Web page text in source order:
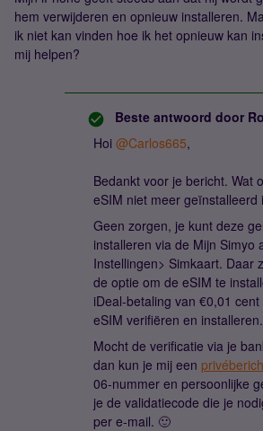
hem verwijderen en opnieuw installeren.
ik niet kan vinden hoe ik het opnieuw kan
mij helpen?
Beste antwoord door
Hoi @Carlos665,
Bedankt voor je bericht. Wat
eSIM niet meer geïnstalleerd
Geen zorgen, je kunt deze
installeren via de Mijn Simyo
Instellingen> Simkaart. Daar
de optie om de eSIM te
iDeal-betaling van €0,01
eSIM verifiëren en installeren.
Mocht de verificatie via je
dan kun je mij een
06-nummer en persoonlijke
je de validatiecode die je
per e-mail. 🙂